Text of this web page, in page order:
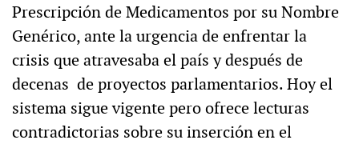
Prescripción de Medicamentos por su Nombre
Genérico, ante la urgencia de enfrentar la
crisis que atravesaba el país y después de
decenas de proyectos parlamentarios. Hoy el
sistema sigue vigente pero ofrece lecturas
contradictorias sobre su inserción en el